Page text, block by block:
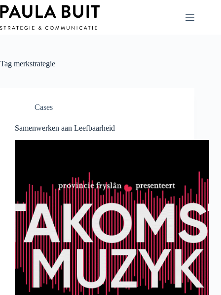
Ga
naar
inhoud
Tag merkstrategie
Cases
Samenwerken aan Leefbaarheid